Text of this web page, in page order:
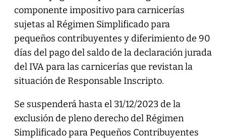
componente impositivo para carnicerías
sujetas al Régimen Simplificado para
pequeños contribuyentes y diferimiento de 90
días del pago del saldo de la declaración jurada
del IVA para las carnicerías que revistan la
situación de Responsable Inscripto.
Se suspenderá hasta el 31/12/2023 de la
exclusión de pleno derecho del Régimen
Simplificado para Pequeños Contribuyentes